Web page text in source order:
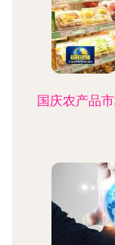
国庆农产品